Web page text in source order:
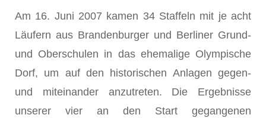
Am 16. Juni 2007 kamen 34 Staffeln mit je acht
Läufern aus Brandenburger und Berliner Grund-
und Oberschulen in das ehemalige Olympische
Dorf, um auf den historischen Anlagen gegen-
und miteinander anzutreten. Die Ergebnisse
unserer vier an den Start gegangenen